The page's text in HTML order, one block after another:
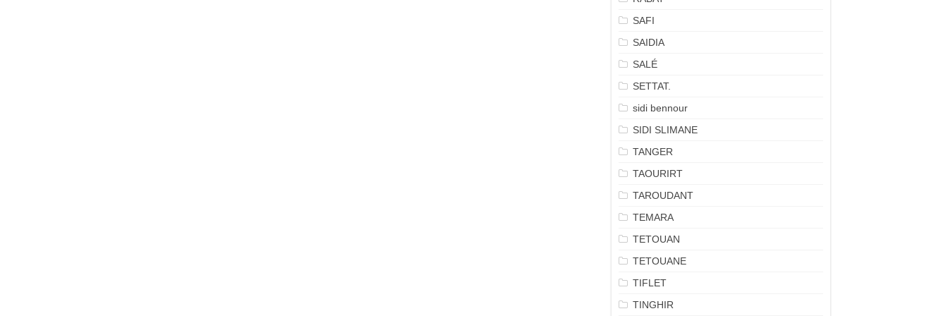
SAFI
SAIDIA
SALÉ
SETTAT.
sidi bennour
SIDI SLIMANE
TANGER
TAOURIRT
TAROUDANT
TEMARA
TETOUAN
TETOUANE
TIFLET
TINGHIR